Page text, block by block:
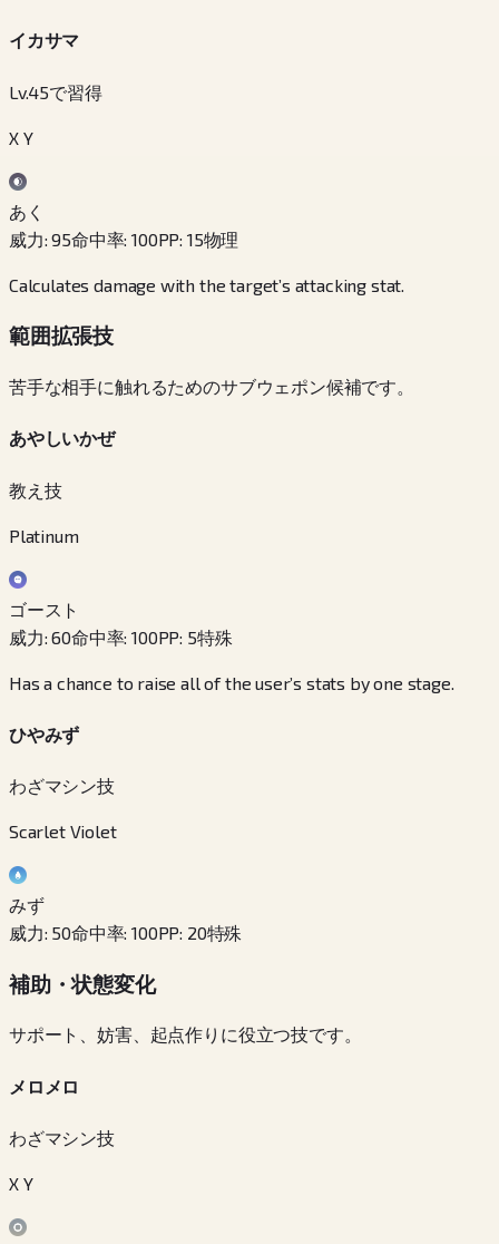
イカサマ
Lv.45で習得
X Y
あく
威力:95命中率:100PP: 15物理
Calculates damage with the target’s attacking stat.
範囲拡張技
苦手な相手に触れるためのサブウェポン候補です。
あやしいかぜ
教え技
Platinum
ゴースト
威力:60命中率:100PP: 5特殊
Has a chance to raise all of the user’s stats by one stage.
ひやみず
わざマシン技
Scarlet Violet
みず
威力: 50命中率:100PP: 20特殊
補助・状態変化
サポート、妨害、起点作りに役立つ技です。
メロメロ
わざマシン技
X Y